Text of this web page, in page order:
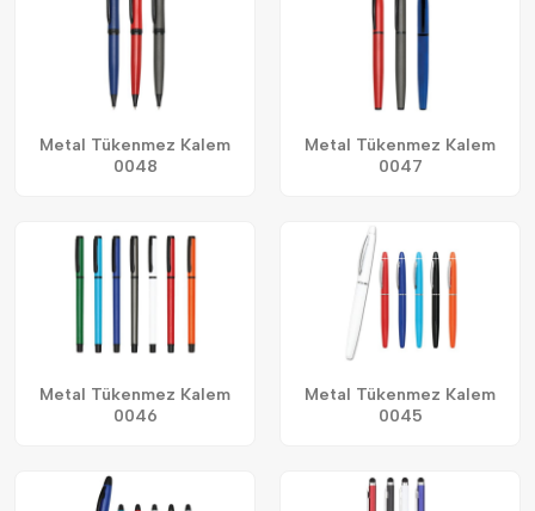
Metal Tükenmez Kalem
0048
Metal Tükenmez Kalem
0047
Metal Tükenmez Kalem
0046
Metal Tükenmez Kalem
0045